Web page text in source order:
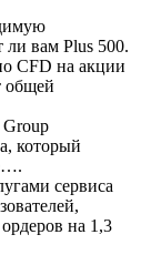
вам Plus 500.
CFD на акции
общей
который
сервиса
на 1,3